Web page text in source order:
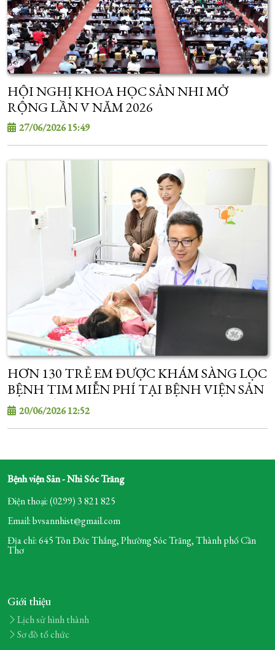
HỘI NGHỊ KHOA HỌC SẢN NHI MỞ
RỘNG LẦN V NĂM 2026
27/06/2026 15:49
HƠN 130 TRẺ EM ĐƯỢC KHÁM SÀNG LỌC
BỆNH TIM MIỄN PHÍ TẠI BỆNH VIỆN SẢN
- NHI SÓC TRĂNG
20/06/2026 12:52
Bệnh viện Sản - Nhi Sóc Trăng
Điện thoại: (0299) 3 821 825
Email: bvsannhist@gmail.com
Địa chỉ: 645 Tôn Đức Thắng, Phường Sóc Trăng,Thành phố Cần
Thơ
Giới thiệu
Lịch sử hình thành
Sơ đồ tổ chức